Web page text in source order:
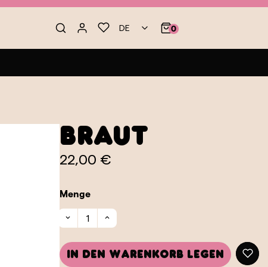
DE 0
Braut
22,00 €
Menge
In den Warenkorb legen